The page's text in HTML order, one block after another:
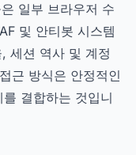
일부 브라우저 수
및 안티봇 시스템
세션 역사 및 계정
근 방식은 안정적인
결합하는 것입니